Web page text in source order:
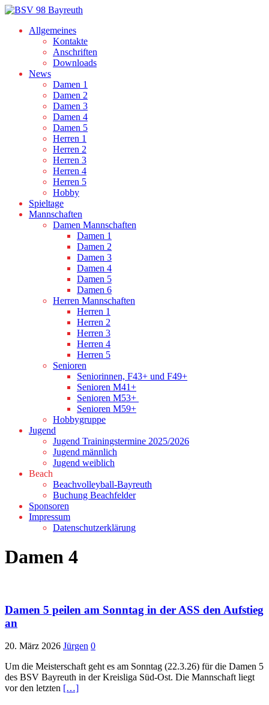
Allgemeines
Kontakte
Anschriften
Downloads
News
Damen 1
Damen 2
Damen 3
Damen 4
Damen 5
Herren 1
Herren 2
Herren 3
Herren 4
Herren 5
Hobby
Spieltage
Mannschaften
Damen Mannschaften
Damen 1
Damen 2
Damen 3
Damen 4
Damen 5
Damen 6
Herren Mannschaften
Herren 1
Herren 2
Herren 3
Herren 4
Herren 5
Senioren
Seniorinnen, F43+ und F49+
Senioren M41+
Senioren M53+
Senioren M59+
Hobbygruppe
Jugend
Jugend Trainingstermine 2025/2026
Jugend männlich
Jugend weiblich
Beach
Beachvolleyball-Bayreuth
Buchung Beachfelder
Sponsoren
Impressum
Datenschutzerklärung
Damen 4
Damen 5 peilen am Sonntag in der ASS den Aufstieg
an
20. März 2026 Jürgen 0
Um die Meisterschaft geht es am Sonntag (22.3.26) für die Damen 5
des BSV Bayreuth in der Kreisliga Süd-Ost. Die Mannschaft liegt
vor den letzten […]